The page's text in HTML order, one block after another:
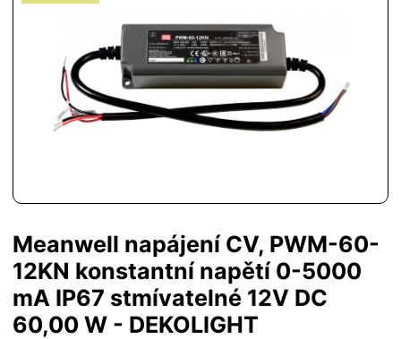
Meanwell napájení CV, PWM-60-
12KN konstantní napětí 0-5000
mA IP67 stmívatelné 12V DC
60,00 W - DEKOLIGHT